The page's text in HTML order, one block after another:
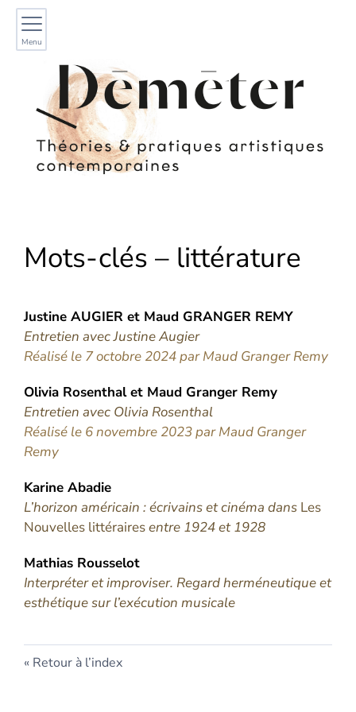
Menu
Mots-clés – littérature
Justine AUGIER et Maud GRANGER REMY
Entretien avec Justine Augier
Réalisé le 7 octobre 2024 par Maud Granger Remy
Olivia Rosenthalet Maud Granger Remy
Entretien avec Olivia Rosenthal
Réalisé le 6 novembre 2023 par Maud Granger
Remy
Karine Abadie
L’horizon américain : écrivains et cinéma dans Les
Nouvelles littérairesentre 1924 et 1928
Mathias Rousselot
Interpréter et improviser. Regard herméneutique et
esthétique sur l’exécution musicale
Retour à l’index